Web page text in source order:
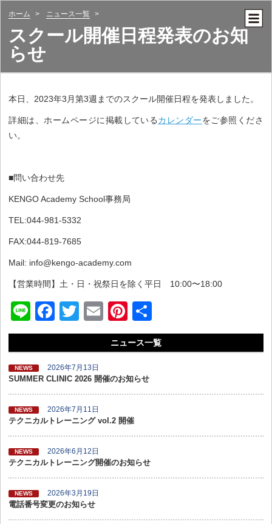
ホーム ニュース一覧
スクール開催日程発表のお知
らせ
本日、2023年3月第3週までのスクール開催日程を発表しました。
詳細は、ホームページに掲載しているカレンダーをご参照くださ
い。
■問い合わせ先
KENGO Academy School事務局
TEL:044-981-5332
FAX:044-819-7685
Mail: info@kengo-academy.com
【営業時間】土・日・祝祭日を除く平日 10:00〜18:00
Li
n
e
F
a
c
e
b
o
o
k
T
wi
tt
er
E
m
ail
Pi
nt
er
e
st
有
ニュース一覧
NEWS 2026年7月13日
SUMMER CLINIC 2026 開催のお知らせ
NEWS 2026年7月11日
テクニカルトレーニング vol.2 開催
NEWS 2026年6月12日
テクニカルトレーニング開催のお知らせ
NEWS 2026年3月19日
電話番号変更のお知らせ